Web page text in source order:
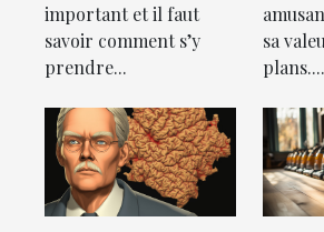
important et il faut
savoir comment s’y
prendre...
sa
plans....